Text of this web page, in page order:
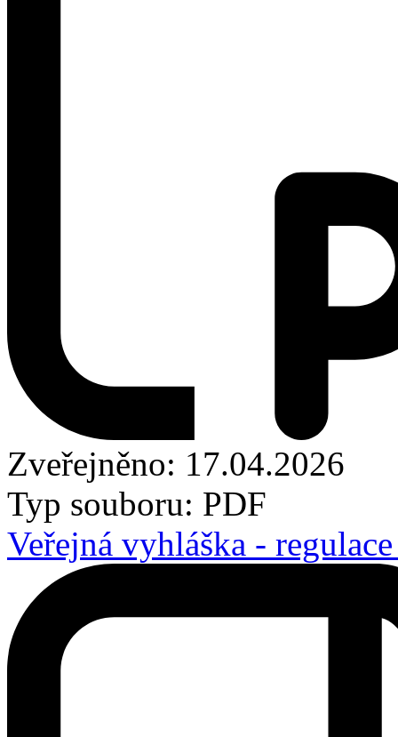
Zveřejněno: 17.04.2026
Typ souboru: PDF
Veřejná vyhláška -